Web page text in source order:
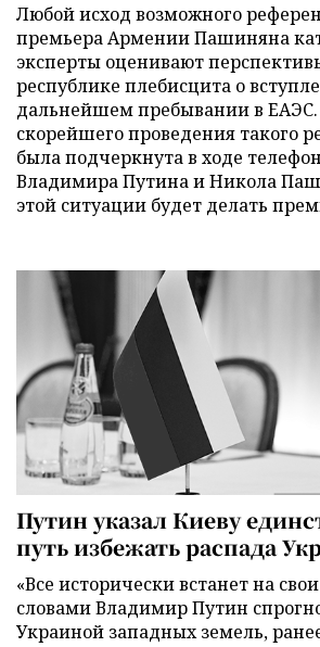
Любой исход возможного
премьера Армении Пашиняна
эксперты оценивают
республике плебисцита о
дальнейшем пребывании в ЕАЭС.
скорейшего проведения такого
была подчеркнута в ходе
Владимира Путина и Никола
этой ситуации будет делать
Путин указал Киеву
путь избежать распада
«Все исторически встанет на
словами Владимир Путин
Украиной западных земель,